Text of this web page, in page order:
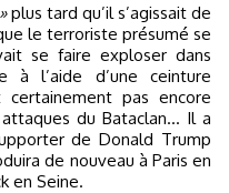
plus tard qu’il s’agissait de
le terroriste présumé se
se faire exploser dans
à l’aide d’une ceinture
certainement pas encore
du Bataclan... Il a
de Donald Trump
de nouveau à Paris en
en Seine.